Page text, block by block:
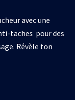
avec une
taches pour des
Révèle ton